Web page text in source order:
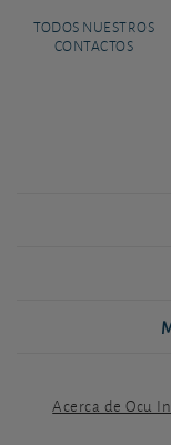
TODOS NUESTROS
CONTACTOS
Acerca de Ocu